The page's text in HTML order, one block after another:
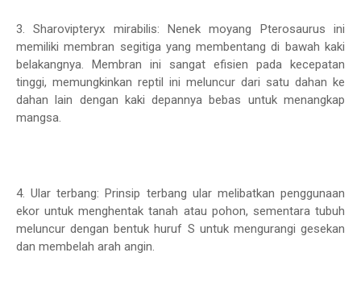
3. Sharovipteryx mirabilis: Nenek moyang Pterosaurus ini
memiliki membran segitiga yang membentang di bawah kaki
belakangnya. Membran ini sangat efisien pada kecepatan
tinggi, memungkinkan reptil ini meluncur dari satu dahan ke
dahan lain dengan kaki depannya bebas untuk menangkap
mangsa.
4. Ular terbang: Prinsip terbang ular melibatkan penggunaan
ekor untuk menghentak tanah atau pohon, sementara tubuh
meluncur dengan bentuk huruf S untuk mengurangi gesekan
dan membelah arah angin.